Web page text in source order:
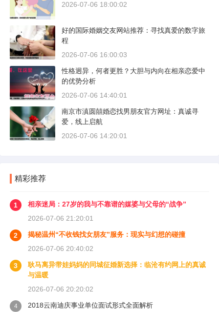
2026-07-06 18:00:02
好的国际婚姻交友网站推荐：寻找真爱的数字旅
程
2026-07-06 16:00:03
性格迥异，何者更胜？大胆与内向在相亲恋爱中
的优势分析
2026-07-06 14:40:01
南京市滇圆囍婚恋找男朋友官方网址：真诚寻
爱，线上启航
2026-07-06 14:20:01
精彩推荐
1
相亲迷局：27岁的我与不靠谱的媒婆与父母的“战争”
2026-07-06 21:20:01
2
揭秘温州“不收钱找女朋友”服务：现实与幻想的碰撞
2026-07-06 20:40:02
3
耿马离异带娃妈妈的同城征婚新选择：临沧有约网上的真诚
与温暖
2026-07-06 20:20:02
4
2018云南迪庆事业单位面试形式全面解析